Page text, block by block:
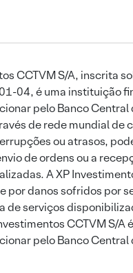
CCTVM S/A, inscrita
04, é uma instituição
pelo Banco Central
de rede mundial de
ou atrasos,
de ordens ou a
A XP
por danos sofridos por
de serviços
CCTVM S/A
pelo Banco Central